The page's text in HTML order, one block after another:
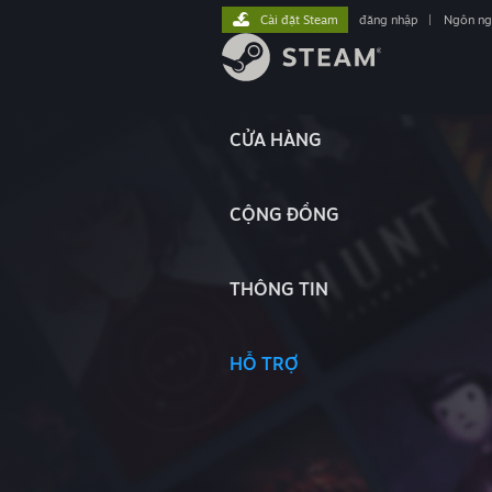
CỬA HÀNG
CỘNG ĐỒNG
THÔNG TIN
HỖ TRỢ
Cài đặt Steam đăng nhập Ngôn